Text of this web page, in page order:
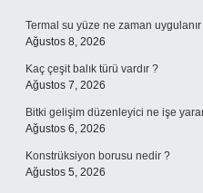
Termal su yüze ne zaman
Ağustos 8, 2026
Kaç çeşit balık türü vardır ?
Ağustos 7, 2026
Bitki gelişim düzenleyici ne işe
Ağustos 6, 2026
Konstrüksiyon borusu nedir ?
Ağustos 5, 2026